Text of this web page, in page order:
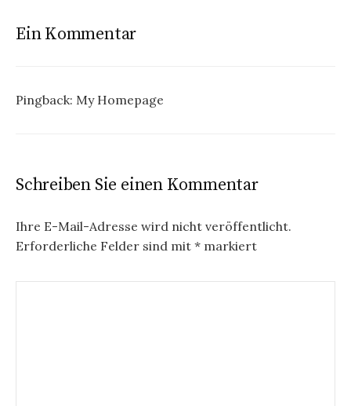
Ein Kommentar
Pingback: My Homepage
Schreiben Sie einen Kommentar
Ihre E-Mail-Adresse wird nicht veröffentlicht.
Erforderliche Felder sind mit * markiert